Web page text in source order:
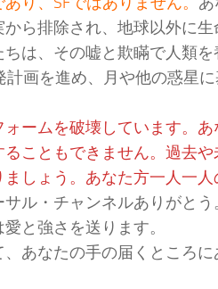
ら排除され、地球以外に
は、その嘘と欺瞞で人類
画を進め、月や他の惑星
ームを破壊しています。
こともできません。過去や
しょう。あなた方一人一
ル・チャンネルありがとう
と強さを送ります。
あなたの手の届くところに